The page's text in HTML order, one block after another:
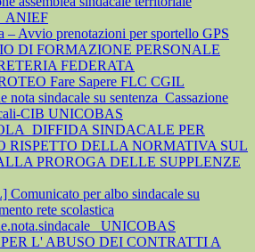
– Avvio prenotazioni per sportello GPS
DI FORMAZIONE PERSONALE
FEDERATA
Fare Sapere FLC CGIL
nota sindacale su sentenza_Cassazione
CIB UNICOBAS
SINDACALE PER
RISPETTO DELLA NORMATIVA SUL
PROROGA DELLE SUPPLENZE
Comunicato per albo sindacale su
rete scolastica
_UNICOBAS
L' ABUSO DEI CONTRATTI A